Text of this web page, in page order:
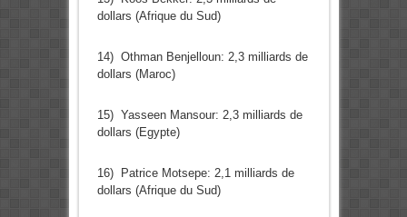
dollars (Afrique du Sud)
14) Othman Benjelloun: 2,3 milliards de
dollars (Maroc)
15) Yasseen Mansour: 2,3 milliards de
dollars (Egypte)
16) Patrice Motsepe: 2,1 milliards de
dollars (Afrique du Sud)